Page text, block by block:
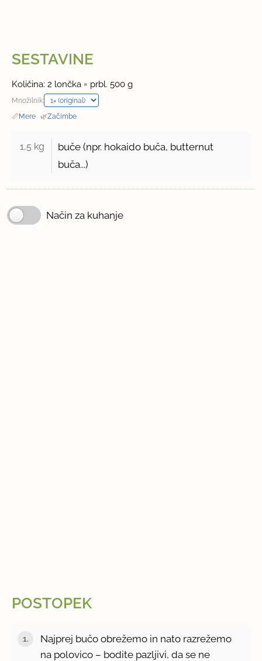
SESTAVINE
Količina: 2 lončka = prbl. 500 g
Množilnik:
📏Mere · 🌿Začimbe
1,5 kg
buče (npr. hokaido buča, butternut
buča...)
Način za kuhanje
POSTOPEK
Najprej bučo obrežemo in nato razrežemo
na polovico – bodite pazljivi, da se ne